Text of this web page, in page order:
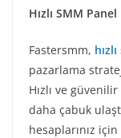
Hızlı SMM Panel
Fastersmm,
pazarlama
Hızlı ve
daha çabuk
hesaplarınız